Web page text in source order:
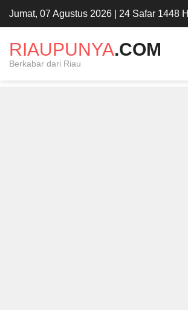
Jumat, 07 Agustus 2026 | 24 Safar 1448 H
RIAUPUNYA.COM
Berkabar dari Riau